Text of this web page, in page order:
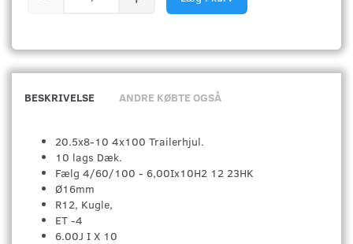
BESKRIVELSE ANDRE KØBTE OGSÅ
20.5x8-10 4x100 Trailerhjul.
10 lags Dæk.
Fælg 4/60/100 - 6,00Ix10H2 12 23HK
Ø16mm
R12, Kugle,
ET -4
6.00J I X 10